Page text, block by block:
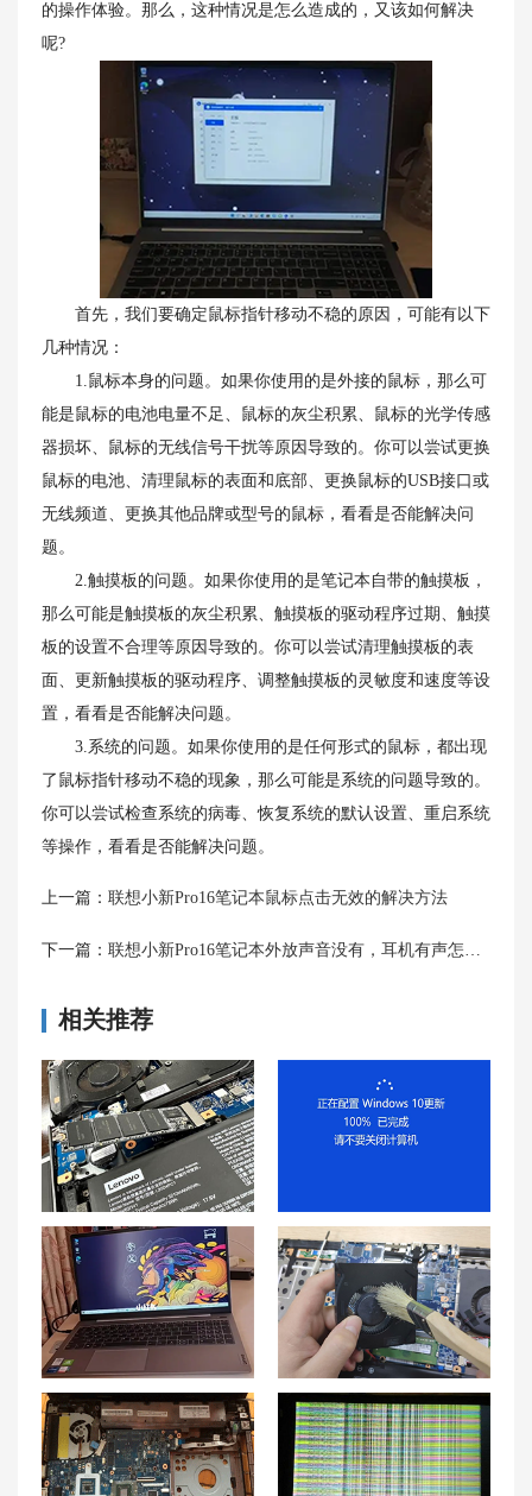
的操作体验。那么，这种情况是怎么造成的，又该如何解决
呢?
首先，我们要确定鼠标指针移动不稳的原因，可能有以下
几种情况：
1.鼠标本身的问题。如果你使用的是外接的鼠标，那么可
能是鼠标的电池电量不足、鼠标的灰尘积累、鼠标的光学传感
器损坏、鼠标的无线信号干扰等原因导致的。你可以尝试更换
鼠标的电池、清理鼠标的表面和底部、更换鼠标的USB接口或
无线频道、更换其他品牌或型号的鼠标，看看是否能解决问
题。
2.触摸板的问题。如果你使用的是笔记本自带的触摸板，
那么可能是触摸板的灰尘积累、触摸板的驱动程序过期、触摸
板的设置不合理等原因导致的。你可以尝试清理触摸板的表
面、更新触摸板的驱动程序、调整触摸板的灵敏度和速度等设
置，看看是否能解决问题。
3.系统的问题。如果你使用的是任何形式的鼠标，都出现
了鼠标指针移动不稳的现象，那么可能是系统的问题导致的。
你可以尝试检查系统的病毒、恢复系统的默认设置、重启系统
等操作，看看是否能解决问题。
上一篇： 联想小新Pro16笔记本鼠标点击无效的解决方法
下一篇： 联想小新Pro16笔记本外放声音没有，耳机有声怎么办？
相关推荐
双倍内存畅快体验！联想拯救者Y7000P笔记本升级内存操作指南 拯救者R9000P升级最新BIOS后一直转圈、重装Win10卡在设置界面解决方案
联想小新Air15：适合打游戏吗？以及适合玩什么游戏？ 联想游戏本G5000硅脂更换步骤与注意事项